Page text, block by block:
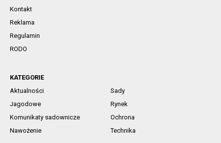
Kontakt
Reklama
Regulamin
RODO
KATEGORIE
Aktualności
Sady
Jagodowe
Rynek
Komunikaty sadownicze
Ochrona
Nawożenie
Technika